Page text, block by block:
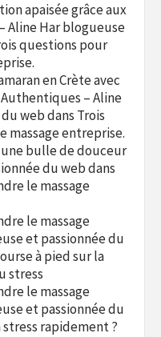
apaisée grâce aux
Aline Har blogueuse
questions pour
en Crète avec
– Aline
webdans Trois
massage entreprise.
une bulle de douceur
du webdans
le massage
le massage
et passionnée du
à pied sur la
stress
le massage
et passionnée du
rapidement ?